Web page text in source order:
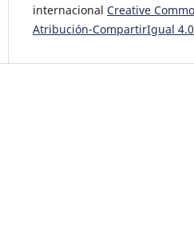
internacional Creative
Atribución-CompartirIgual 4.0